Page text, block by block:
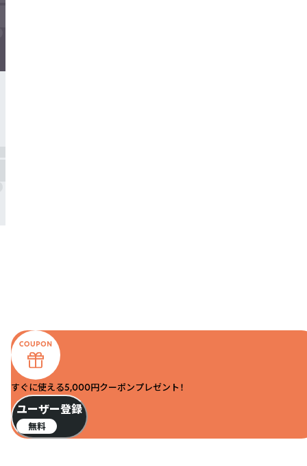
すぐに使える5,000円クーポンプレゼント！
ユーザー登録
無料